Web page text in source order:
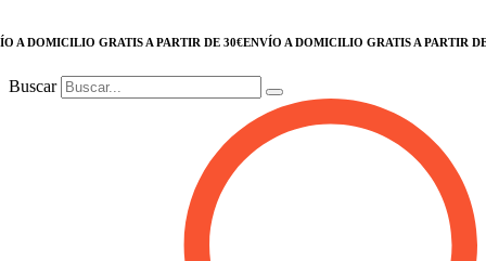
GRATIS A PARTIR DE 30€ENVÍO A DOMICILIO GRATIS A PARTIR DE 30€
Buscar